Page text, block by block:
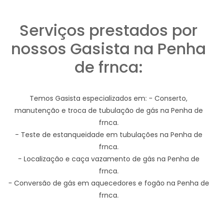
Serviços prestados por
nossos Gasista na Penha
de frnca:
Temos Gasista especializados em: - Conserto,
manutenção e troca de tubulação de gás na Penha de
frnca.
- Teste de estanqueidade em tubulações na Penha de
frnca.
- Localização e caça vazamento de gás na Penha de
frnca.
- Conversão de gás em aquecedores e fogão na Penha de
frnca.